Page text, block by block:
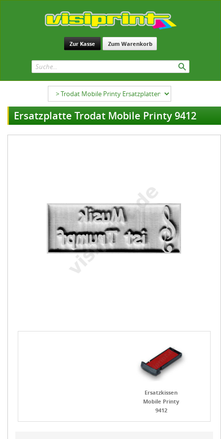
Zur Kasse Zum Warenkorb
Ersatzplatte Trodat Mobile Printy 9412
Ersatzkissen
Mobile Printy
9412